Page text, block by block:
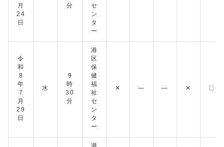
月
24
日
分
セ
ン
タ
ー
令
和
8
年
7
月
29
日
水
9
時
30
分
港
区
保
健
福
祉
セ
ン
タ
ー
✕ ― ― ✕ 〇
港